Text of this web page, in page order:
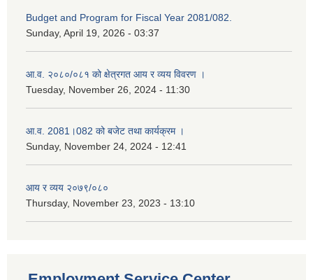
Budget and Program for Fiscal Year 2081/082.
Sunday, April 19, 2026 - 03:37
आ.व. २०८०/०८१ को क्षेत्रगत आय र व्यय विवरण ।
Tuesday, November 26, 2024 - 11:30
आ.व. 2081।082 को बजेट तथा कार्यक्रम ।
Sunday, November 24, 2024 - 12:41
आय र व्यय २०७९/०८०
Thursday, November 23, 2023 - 13:10